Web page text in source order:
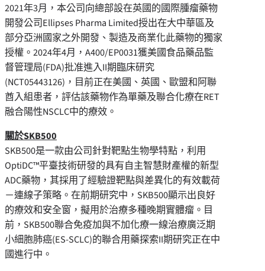
2021年3月，本公司向總部設在英國的國際腫瘤藥物
開發公司Ellipses Pharma Limited授出在大中華區及
部分亞洲國家之外開發、製造及商業化此藥物的獨家
授權。2024年4月，A400/EP0031獲美國食品藥品監
督管理局(FDA)批准進入II期臨床研究
(NCT05443126)，目前正在美國、英國、歐盟和阿聯
酋入組患者，評估該藥物作為單藥及聯合化療在RET
融合陽性NSCLC中的療效。
關於SKB500
SKB500是一款由公司針對靶點生物學特點，利用
OptiDC™平臺技術研發的具有自主智慧財產權的新型
ADC藥物，其採用了經驗證靶點與差異化的有效載荷
－連線子策略。在前期研究中，SKB500顯示出良好
的療效和安全窗，擬用於治療多種晚期實體瘤。目
前，SKB500聯合免疫加與不加化療一線治療廣泛期
小細胞肺癌(ES-SCLC)的聯合用藥探索II期研究正在中
國進行中。